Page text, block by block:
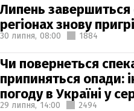
Липень
регіонах знову
30 липня, 08:00 1884
Чи повернеться
припиняться опади:
погоду в Україні у
29 липня, 14:00 2494